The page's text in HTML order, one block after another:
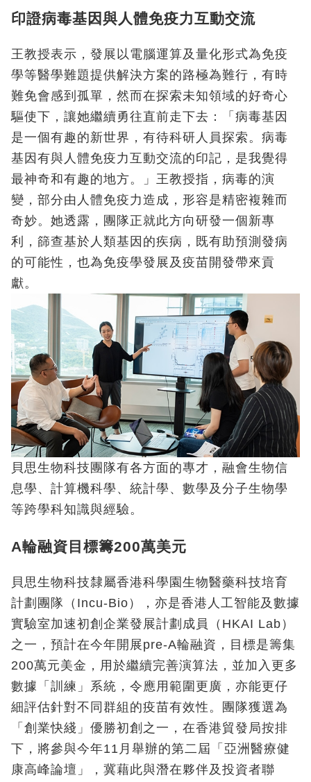
印證病毒基因與人體免疫力互動交流
王教授表示，發展以電腦運算及量化形式為免疫
學等醫學難題提供解決方案的路極為難行，有時
難免會感到孤單，然而在探索未知領域的好奇心
驅使下，讓她繼續勇往直前走下去：「病毒基因
是一個有趣的新世界，有待科研人員探索。病毒
基因有與人體免疫力互動交流的印記，是我覺得
最神奇和有趣的地方。」王教授指，病毒的演
變，部分由人體免疫力造成，形容是精密複雜而
奇妙。她透露，團隊正就此方向研發一個新專
利，篩查基於人類基因的疾病，既有助預測發病
的可能性，也為免疫學發展及疫苗開發帶來貢
獻。
貝思生物科技團隊有各方面的專才，融會生物信
息學、計算機科學、統計學、數學及分子生物學
等跨學科知識與經驗。
A輪融資目標籌200萬美元
貝思生物科技隸屬香港科學園生物醫藥科技培育
計劃團隊（Incu-Bio），亦是香港人工智能及數據
實驗室加速初創企業發展計劃成員（HKAI Lab）
之一，預計在今年開展pre-A輪融資，目標是籌集
200萬元美金，用於繼續完善演算法，並加入更多
數據「訓練」系統，令應用範圍更廣，亦能更仔
細評估針對不同群組的疫苗有效性。團隊獲選為
「創業快綫」優勝初創之一，在香港貿發局按排
下，將參與今年11月舉辦的第二屆「亞洲醫療健
康高峰論壇」，冀藉此與潛在夥伴及投資者聯